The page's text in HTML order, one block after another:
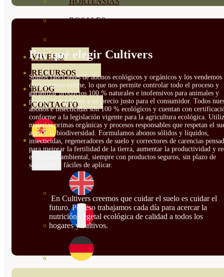
ROSALES
VIVERO
RECURSOS
BLOG
CONTACTO
Por qué elegir Cultivers
Somos fabricantes de abonos ecológicos y orgánicos y los vendemos
directamente online, lo que nos permite controlar todo el proceso y
garantizar productos 100 % naturales e inofensivos para animales y
plantas, y venderlos a un precio justo para el consumidor. Todos
abonos e insecticidas son 100 % ecológicos y cuentan con
conforme a la legislación vigente para la agricultura ecológica.
materias primas orgánicas y procesos responsables que respetan el
agua y la biodiversidad. Formulamos abonos sólidos y líquidos,
insecticidas, regeneradores de suelo y correctores de carencias
para mejorar la fertilidad de la tierra, aumentar la productividad y
el impacto ambiental, siempre con productos seguros, sin plazo de
seguridad y fáciles de aplicar.
En Cultivers creemos que cuidar el suelo es cuidar el
futuro. Por eso trabajamos cada día para acercar la
nutrición vegetal ecológica de calidad a todos los
hogares y cultivos.